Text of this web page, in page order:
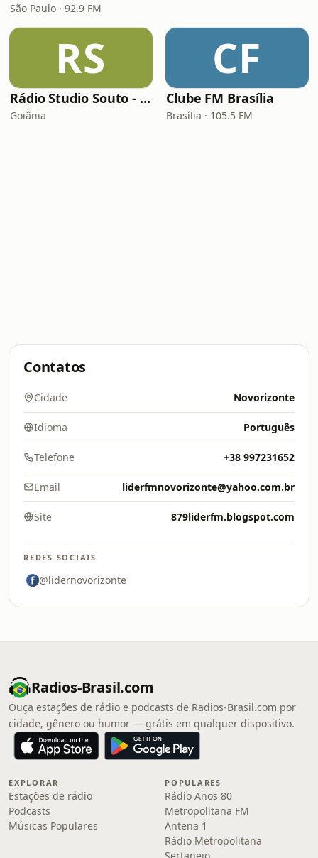
São Paulo · 92.9 FM
RS
Rádio Studio Souto - Sertaneja
Goiânia
CF
Clube FM Brasília
Brasília · 105.5 FM
Contatos
Cidade Novorizonte
Idioma Português
Telefone +38 997231652
Email liderfmnovorizonte@yahoo.com.br
Site 879liderfm.blogspot.com
REDES SOCIAIS
@lidernovorizonte
Radios-Brasil.com
Ouça estações de rádio e podcasts de Radios-Brasil.com por
cidade, gênero ou humor — grátis em qualquer dispositivo.
EXPLORAR
Estações de rádio
Podcasts
Músicas Populares
POPULARES
Rádio Anos 80
Metropolitana FM
Antena 1
Rádio Metropolitana